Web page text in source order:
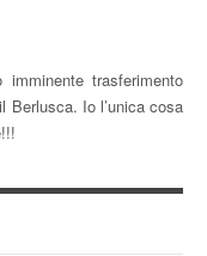
trasferimento
Berlusca. Io l’unica cosa